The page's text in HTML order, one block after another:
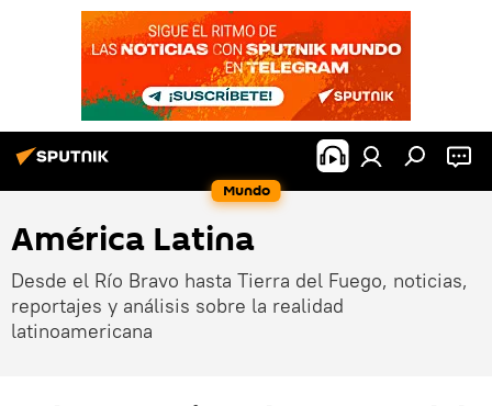
Mundo
América Latina
Desde el Río Bravo hasta Tierra del Fuego, noticias,
reportajes y análisis sobre la realidad
latinoamericana